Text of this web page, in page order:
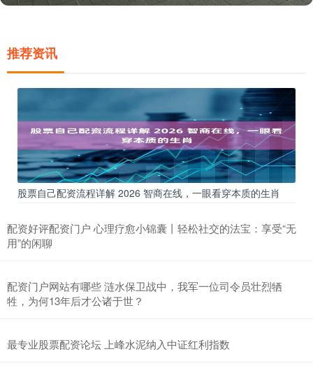
推荐资讯
股票自己配资流程详解 2026 智商在线，一眼看穿本质的生肖
配资好评配资门户 心理疗愈小锦囊丨轻松社交的法宝：享受“无
用”的闲聊
配资门户网站有哪些 涟水保卫战中，我军一位司令员壮烈牺
牲，为何13年后才公诸于世？
最专业股票配资论坛 上峰水泥纳入中证红利指数